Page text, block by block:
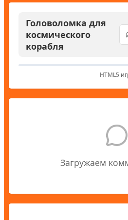
Головоломка для
космического
корабля
HTML5
Загружаем